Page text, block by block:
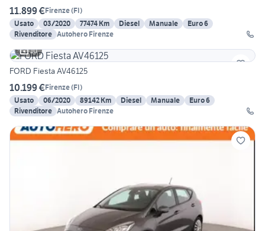
11.899 €Firenze(FI)
Usato
03/2020 77474 Km Diesel Manuale
Euro 6
Rivenditore Autohero Firenze
10
FORD Fiesta AV46125
10.199 €Firenze(FI)
Usato
06/2020 89142 Km Diesel Manuale
Euro 6
Rivenditore Autohero Firenze